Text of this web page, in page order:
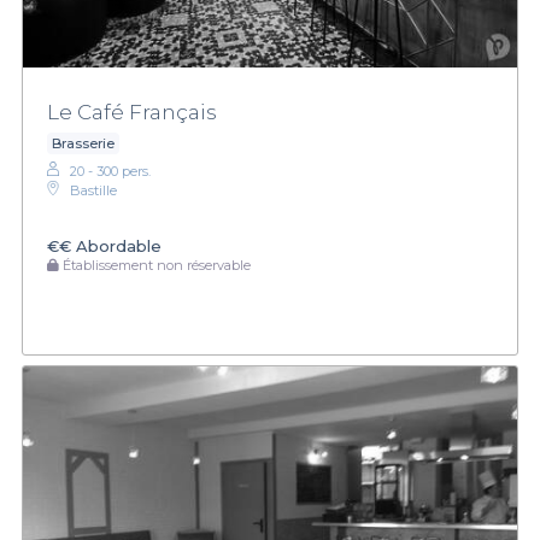
Le Café Français
Brasserie
20 - 300 pers.
Bastille
€€ Abordable
Établissement non réservable